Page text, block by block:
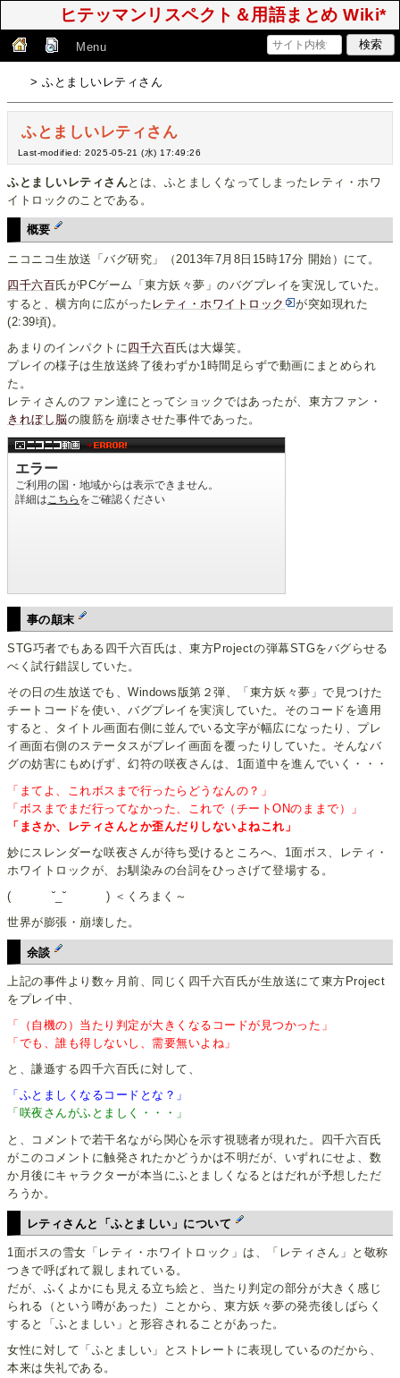
ヒテッマンリスペクト＆用語まとめ Wiki*
Menu
> ふとましいレティさん
ふとましいレティさん
Last-modified: 2025-05-21 (水) 17:49:26
ふとましいレティさんとは、ふとましくなってしまったレティ・ホワ
イトロックのことである。
概要
ニコニコ生放送「バグ研究」（2013年7月8日15時17分 開始）にて。
四千六百氏がPCゲーム「東方妖々夢」のバグプレイを実況していた。
すると、横方向に広がった レティ・ホワイトロック
が突如現れた
(2:39頃)。
あまりのインパクトに四千六百氏は大爆笑。
プレイの様子は生放送終了後わずか1時間足らずで動画にまとめられ
た。
レティさんのファン達にとってショックではあったが、東方ファン・
きれぼし脳の腹筋を崩壊させた事件であった。
事の顛末
STG巧者でもある四千六百氏は、東方Projectの弾幕STGをバグらせる
べく試行錯誤していた。
その日の生放送でも、Windows版第２弾、「東方妖々夢」で見つけた
チートコードを使い、バグプレイを実演していた。そのコードを適用
すると、タイトル画面右側に並んでいる文字が幅広になったり、プレ
イ画面右側のステータスがプレイ画面を覆ったりしていた。そんなバ
グの妨害にもめげず、幻符の咲夜さんは、1面道中を進んでいく・・・
「まてよ、これボスまで行ったらどうなんの？」
「ボスまでまだ行ってなかった、これで（チートONのままで）」
「まさか、レティさんとか歪んだりしないよねこれ」
妙にスレンダーな咲夜さんが待ち受けるところへ、1面ボス、レティ・
ホワイトロックが、お馴染みの台詞をひっさげて登場する。
( ˘_˘ ) ＜くろまく～
世界が膨張・崩壊した。
余談
上記の事件より数ヶ月前、同じく四千六百氏が生放送にて東方Project
をプレイ中、
「（自機の）当たり判定が大きくなるコードが見つかった」
「でも、誰も得しないし、需要無いよね」
と、謙遜する四千六百氏に対して、
「ふとましくなるコードとな？」
「咲夜さんがふとましく・・・」
と、コメントで若干名ながら関心を示す視聴者が現れた。四千六百氏
がこのコメントに触発されたかどうかは不明だが、いずれにせよ、数
か月後にキャラクターが本当にふとましくなるとはだれが予想しただ
ろうか。
レティさんと「ふとましい」について
1面ボスの雪女「レティ・ホワイトロック」は、「レティさん」と敬称
つきで呼ばれて親しまれている。
だが、ふくよかにも見える立ち絵と、当たり判定の部分が大きく感じ
られる（という噂があった）ことから、東方妖々夢の発売後しばらく
すると「ふとましい」と形容されることがあった。
女性に対して「ふとましい」とストレートに表現しているのだから、
本来は失礼である。